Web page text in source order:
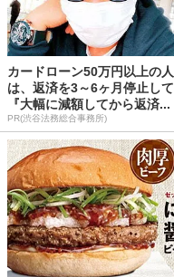
カードローン50万円以上の人
は、返済を3～6ヶ月停止して
『大幅に減額してから返済...
PR(渋谷法務総合事務所)